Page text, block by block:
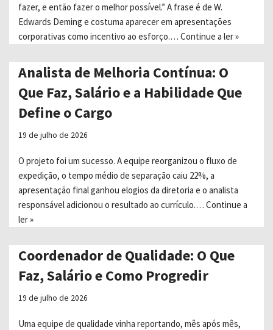
fazer, e então fazer o melhor possível.” A frase é de W.
Edwards Deming e costuma aparecer em apresentações
corporativas como incentivo ao esforço.… Continue a ler »
Analista de Melhoria Contínua: O
Que Faz, Salário e a Habilidade Que
Define o Cargo
19 de julho de 2026
O projeto foi um sucesso. A equipe reorganizou o fluxo de
expedição, o tempo médio de separação caiu 22%, a
apresentação final ganhou elogios da diretoria e o analista
responsável adicionou o resultado ao currículo.… Continue a
ler »
Coordenador de Qualidade: O Que
Faz, Salário e Como Progredir
19 de julho de 2026
Uma equipe de qualidade vinha reportando, mês após mês,